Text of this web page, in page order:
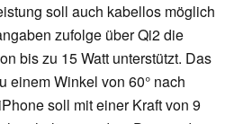
soll auch kabellos möglich
zufolge über Qi2 die
bis zu 15 Watt unterstützt. Das
einem Winkel von 60° nach
soll mit einer Kraft von 9